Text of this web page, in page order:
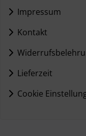
Impressum
Kontakt
Lieferzeit
Cookie